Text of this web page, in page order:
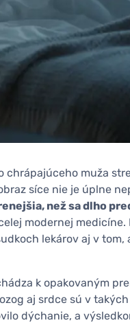
chrápajúceho muža
síce nie je úplne
než sa dlho
modernej medicíne.
lekárov aj v tom,
k opakovaným
aj srdce sú v
dýchanie, a